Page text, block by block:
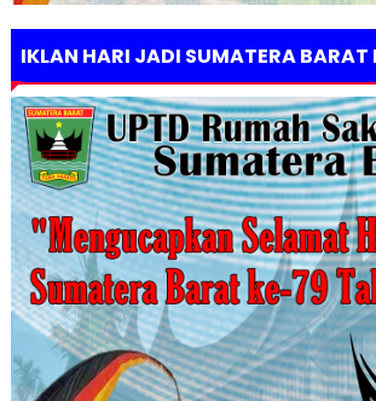
IKLAN HARI JADI SUMATERA BARAT